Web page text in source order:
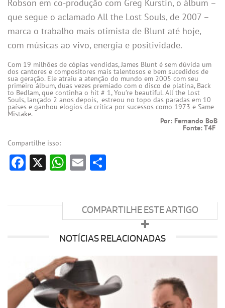
Robson em co-produção com Greg Kurstin, o álbum –
que segue o aclamado All the Lost Souls, de 2007 –
marca o trabalho mais otimista de Blunt até hoje,
com músicas ao vivo, energia e positividade.
Com 19 milhões de cópias vendidas, James Blunt é sem dúvida um
dos cantores e compositores mais talentosos e bem sucedidos de
sua geração. Ele atraiu a atenção do mundo em 2005 com seu
primeiro álbum, duas vezes premiado com o disco de platina, Back
to Bedlam, que continha o hit # 1, You’re beautiful. All the Lost
Souls, lançado 2 anos depois, estreou no topo das paradas em 10
países e ganhou elogios da crítica por sucessos como 1973 e Same
Mistake.
Por: Fernando BoB
Fonte: T4F
Compartilhe isso:
Facebook
X WhatsApp
Email
COMPARTILHE ESTE ARTIGO
NOTÍCIAS RELACIONADAS